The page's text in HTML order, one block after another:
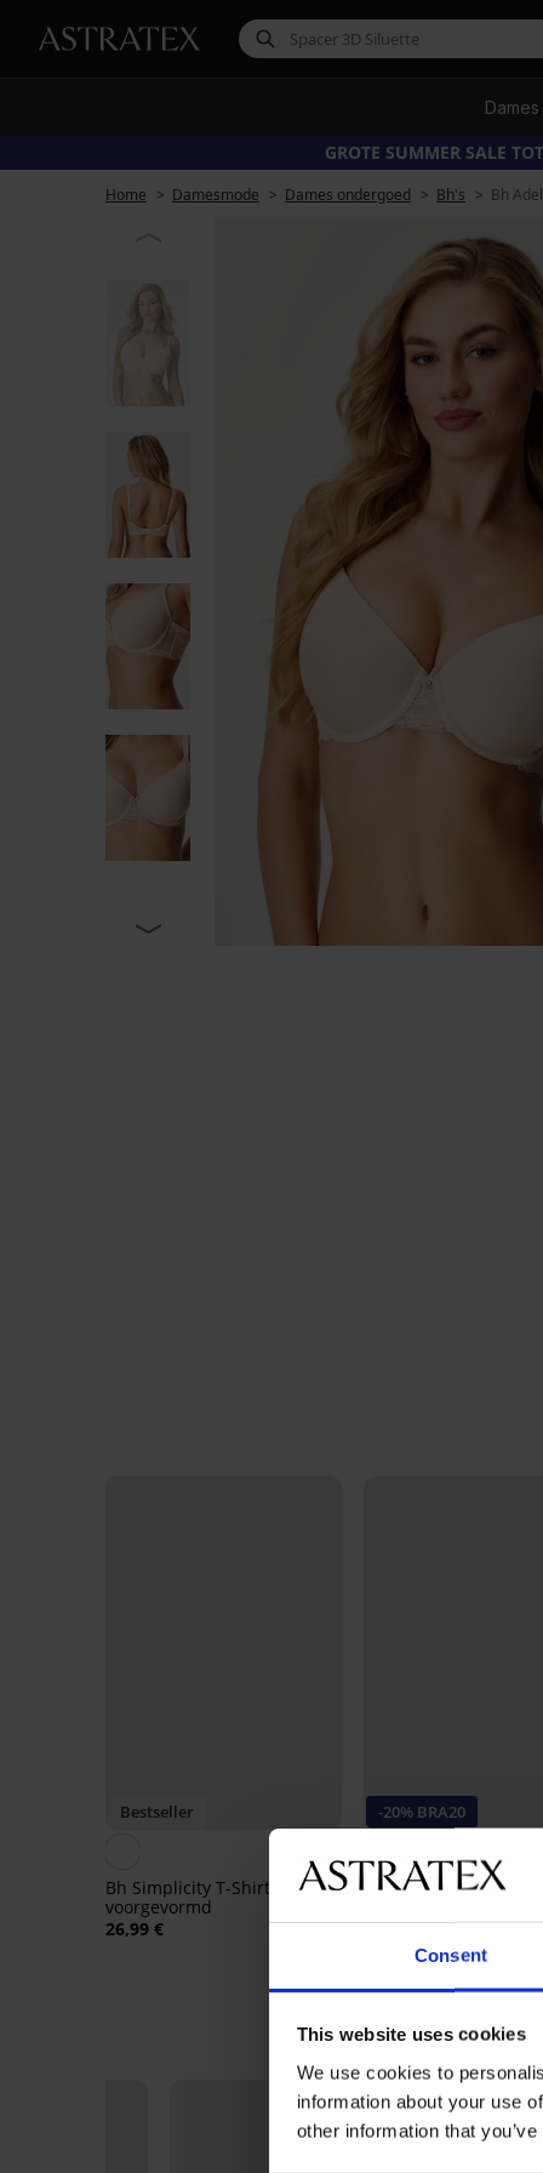
Consent
This website uses cookies
We use cookies to
information about your use
other information that
Dames
GROTE SUMMER SALE
Home Damesmode Dames ondergoed Bh's Bh
Bestseller
Bh Simplicity T-Shirt Bra
voorgevormd
26,99 €
-20% BRA20
Bh Spacer 3D Giana
40,99 €
32,79 € code: BRA20